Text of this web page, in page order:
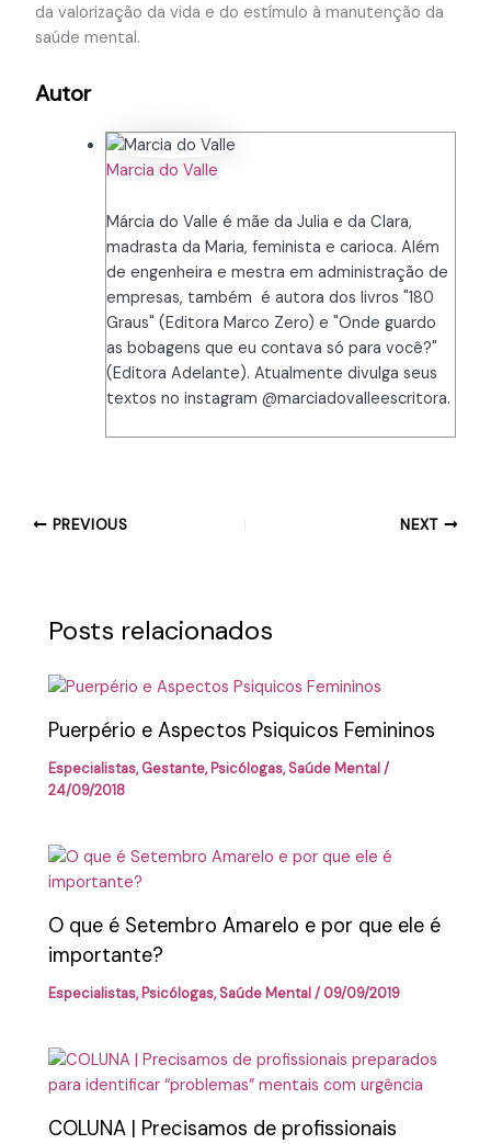
da valorização da vida e do estímulo à manutenção da
saúde mental.
Autor
Marcia do Valle
Márcia do Valle é mãe da Julia e da Clara,
madrasta da Maria, feminista e carioca. Além
de engenheira e mestra em administração de
empresas, também é autora dos livros "180
Graus" (Editora Marco Zero) e "Onde guardo
as bobagens que eu contava só para você?"
(Editora Adelante). Atualmente divulga seus
textos no instagram @marciadovalleescritora.
PREVIOUS NEXT
Posts relacionados
Puerpério e Aspectos Psiquicos Femininos
Especialistas,Gestante,Psicólogas,Saúde Mental/
24/09/2018
O que é Setembro Amarelo e por que ele é
importante?
Especialistas,Psicólogas,Saúde Mental/09/09/2019
COLUNA | Precisamos de profissionais